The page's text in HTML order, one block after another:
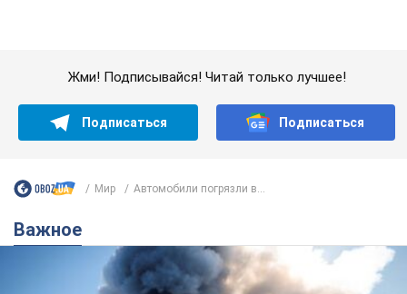
"У меня для россиян плохие новости": Селезнев